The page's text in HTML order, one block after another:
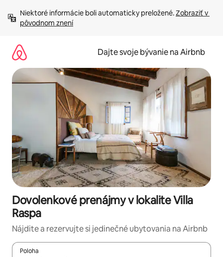
obsah.
Niektoré informácie boli automaticky preložené. Zobraziť v
pôvodnom znení
Dajte svoje bývanie na Airbnb
Dovolenkové prenájmy v lokalite Villa
Raspa
Nájdite a rezervujte si jedinečné ubytovania na Airbnb
Poloha